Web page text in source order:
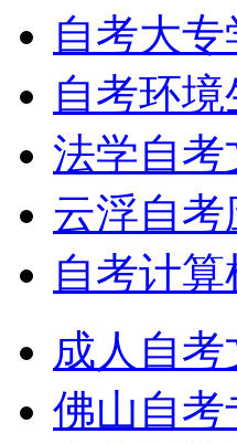
自考大
自考环
法学自考
云浮自
自考计
成人自
佛山自